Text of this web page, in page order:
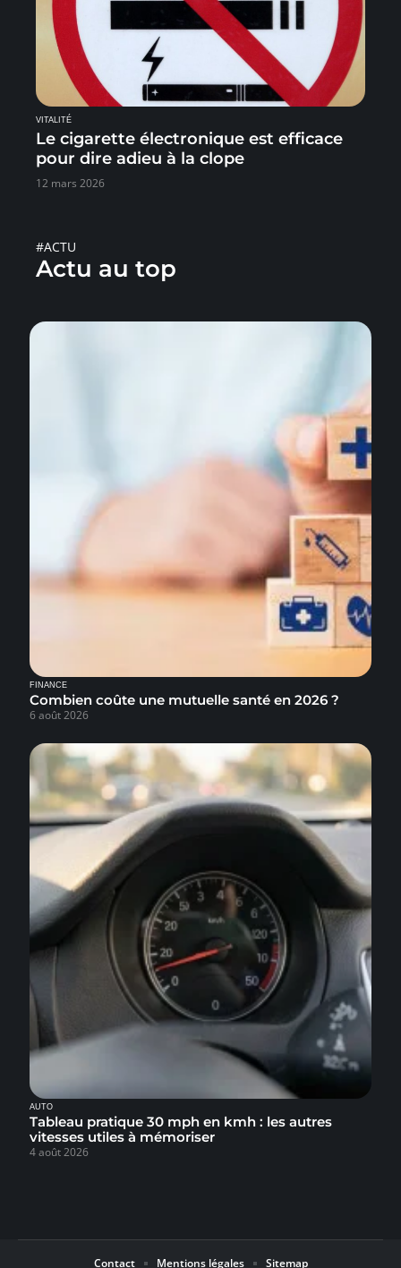
VITALITÉ
Le cigarette électronique est efficace
pour dire adieu à la clope
12 mars 2026
#ACTU
Actu au top
FINANCE
Combien coûte une mutuelle santé en 2026 ?
6 août 2026
AUTO
Tableau pratique 30 mph en kmh : les autres
vitesses utiles à mémoriser
4 août 2026
Contact Mentions légales Sitemap